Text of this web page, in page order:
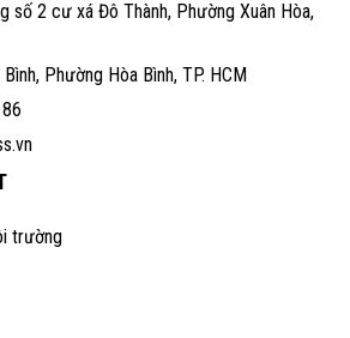
số 2 cư xá Đô Thành, Phường Xuân Hòa,
Phường Hòa Bình, TP. HCM
trường